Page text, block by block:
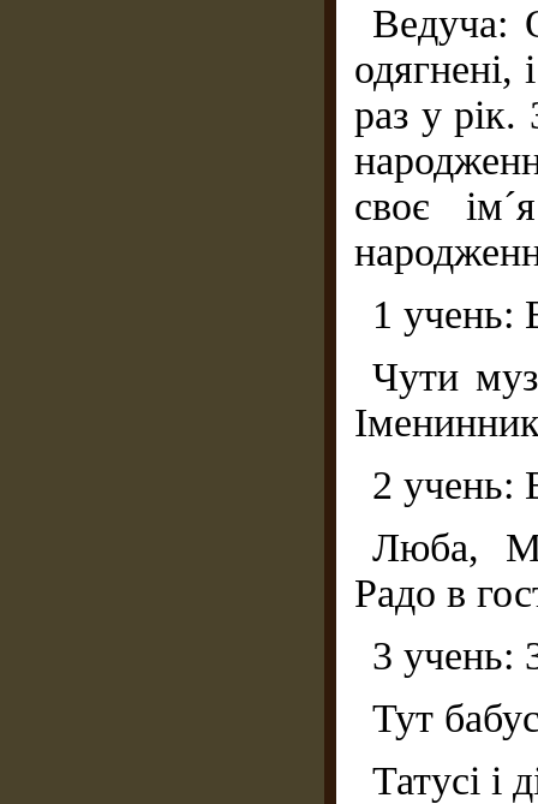
Ведуча:
одягнені,
раз у рік.
своє
1 учень:
Чути
2 учень:
Люба,
Радо в
3 учень:
Тут
Татусі і